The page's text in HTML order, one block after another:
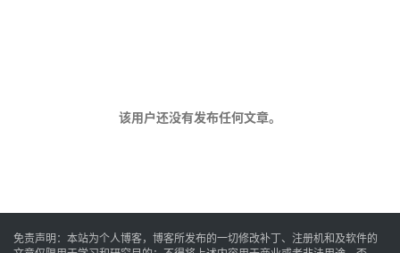
办
该用户还没有发布任何文章。
免责声明：本站为个人博客，博客所发布的一切修改补丁、注册机和及软件的